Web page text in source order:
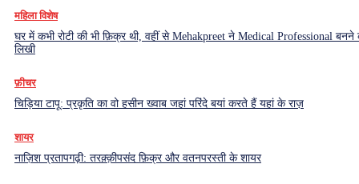
महिला विशेष
घर में कभी रोटी की भी फ़िक्र थी, वहीं से Mehakpreet ने Medical Professional बनने
लिखी
फ़ीचर
चिड़िया टापू: प्रकृति का वो हसीन ख्वाब जहां परिंदे बयां करते हैं यहां के राज़
शायर
नाज़िश प्रतापगढ़ी: तरक़्क़ीपसंद फ़िक्र और वतनपरस्ती के शायर